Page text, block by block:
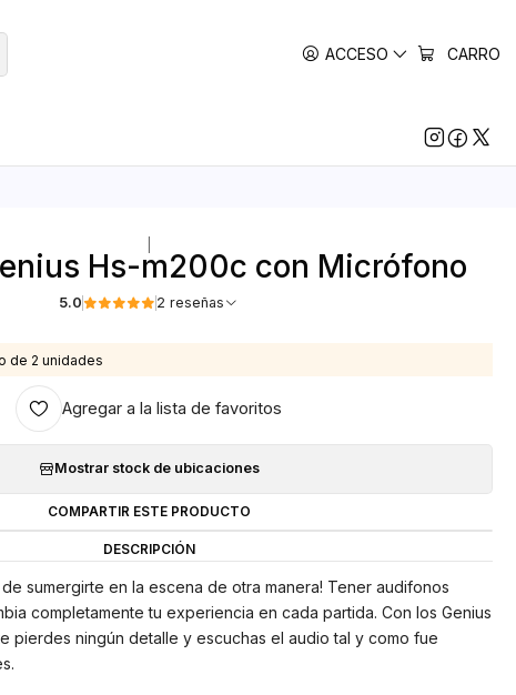
ACCESO CARRO
Hs-m200c con Micrófono
5.0 2 reseñas
de 2 unidades
Agregar a la lista de favoritos
Mostrar stock de ubicaciones
COMPARTIR ESTE PRODUCTO
DESCRIPCIÓN
de sumergirte en la escena de otra manera! Tener audifonos
completamente tu experiencia en cada partida. Con los Genius
pierdes ningún detalle y escuchas el audio tal y como fue